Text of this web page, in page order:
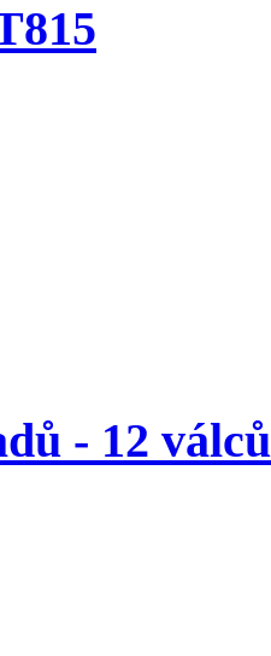
- 12 válců